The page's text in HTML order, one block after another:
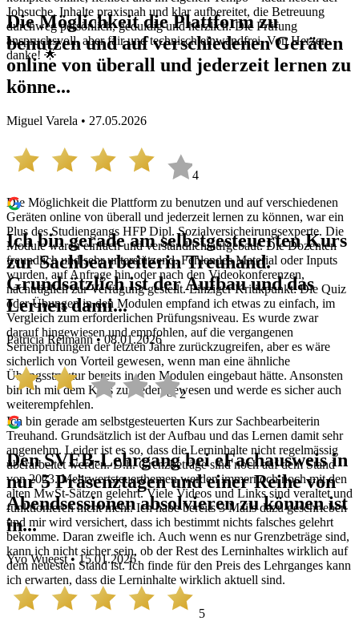
Jobsuche. Inhalte praxisnah und klar aufbereitet, die Betreuung
durchweg persönlich, geduldig und herzlich. Die Prüfung
anspruchsvoll, aber fair und technisch einwandfrei. Von Herzen
danke! 🌟
Die Möglichkeit die Plattform zu
benutzen und auf verschiedenen Geräten
online von überall und jederzeit lernen zu
könne...
Miguel Varela • 27.05.2026
4
Die Möglichkeit die Plattform zu benutzen und auf verschiedenen
Geräten online von überall und jederzeit lernen zu können, war ein
Plus des Studiengangs HFP Dipl. Sozialversicheirungsexperte. Die
Module waren einfach und verständlich aufgebaut. Die Dozenten
freundlich und sehr unterstützend. Fehlendes Material oder Inputs
wurden, auf Anfrage hin oder nach den Videokonferenzen,
nachträglich zur Verfügung gestellt. Einziger Kritikpunkt: Die Quiz
oder Übungen in den Modulen empfand ich etwas zu einfach, im
Vergleich zum erforderlichen Prüfungsniveau. Es wurde zwar
darauf hingewiesen und empfohlen, auf die vergangenen
Serienprüfungen der letzten Jahre zurückzugreifen, aber es wäre
sicherlich von Vorteil gewesen, wenn man eine ähnliche
Übungsstruktur bereits in den Modulen eingebaut hätte. Ansonsten
bin ich mit dem Kurs zufrieden gewesen und werde es sicher auch
weiterempfehlen.
Ich bin gerade am selbstgesteuerten Kurs
zur Sachbearbeiterin Treuhand.
Grundsätzlich ist der Aufbau und das
Lernen dami...
Patricia Reimann • 08.01.2026
2
Ich bin gerade am selbstgesteuerten Kurs zur Sachbearbeiterin
Treuhand. Grundsätzlich ist der Aufbau und das Lernen damit sehr
angenehm. Leider ist es so, dass die Lerninhalte nicht regelmässig
überarbeitet werden. D.h. Grenzbeträge sind noch auf dem Stand
von 2023. Mehrwertsteuerthemen werden immernoch noch mit den
alten MwSt-Sätzen gelehrt. Viele Videos und Links sind veraltet und
funktionieren nicht mehr. Ich habe bereits 3 Mails dazu geschrieben
und mir wird versichert, dass ich bestimmt nichts falsches gelehrt
bekomme. Daran zweifle ich. Auch wenn es nur Grenzbeträge sind,
kann ich nicht sicher sein, ob der Rest des Lerninhaltes wirklich auf
dem neuesten Stand ist. Ich finde für den Preis des Lehrganges kann
ich erwarten, dass die Lerninhalte wirklich aktuell sind.
Den SVEB-Lehrgang bei eFachausweis in
nur 5 Präsenztagen und einer Reihe von
Abendsessionen absolvieren zu können ist
in...
Yvo Wueest • 15.01.2026
5